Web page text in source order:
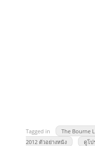
Tagged in The Bourne
2012 ตัวอย่างหนัง
ดูโป